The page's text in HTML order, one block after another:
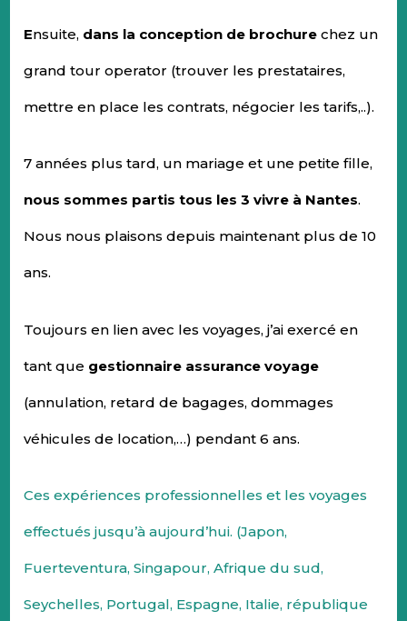
Ensuite, dans la conception de brochure chez un
grand tour operator (trouver les prestataires,
mettre en place les contrats, négocier les tarifs,..).
7 années plus tard, un mariage et une petite fille,
nous sommes partis tous les 3 vivre à Nantes.
Nous nous plaisons depuis maintenant plus de 10
ans.
Toujours en lien avec les voyages, j’ai exercé en
tant que gestionnaire assurance voyage
(annulation, retard de bagages, dommages
véhicules de location,…) pendant 6 ans.
Ces expériences professionnelles et les voyages
effectués jusqu’à aujourd’hui. (Japon,
Fuerteventura, Singapour, Afrique du sud,
Seychelles, Portugal, Espagne, Italie, république